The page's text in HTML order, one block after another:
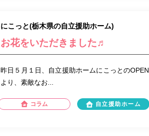
にこっと(栃木県の自立援助ホーム)
お花をいただきました♬
昨日５月１日、自立援助ホームにこっとの
より、素敵なお...
コラム 自立援助ホーム